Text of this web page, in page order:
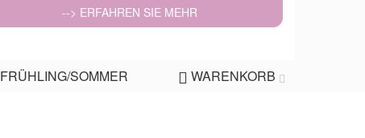
--> ERFAHREN SIE MEHR
WARENKORB
FRÜHLING/SOMMER